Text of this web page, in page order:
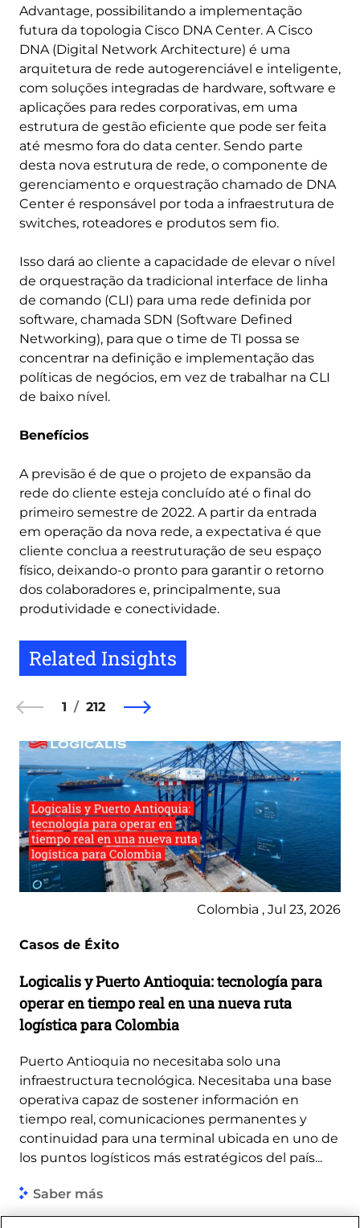
Advantage, possibilitando a implementação
futura da topologia Cisco DNA Center. A Cisco
DNA (Digital Network Architecture) é uma
arquitetura de rede autogerenciável e inteligente,
com soluções integradas de hardware, software e
aplicações para redes corporativas, em uma
estrutura de gestão eficiente que pode ser feita
até mesmo fora do data center. Sendo parte
desta nova estrutura de rede, o componente de
gerenciamento e orquestração chamado de DNA
Center é responsável por toda a infraestrutura de
switches, roteadores e produtos sem fio.
Isso dará ao cliente a capacidade de elevar o nível
de orquestração da tradicional interface de linha
de comando (CLI) para uma rede definida por
software, chamada SDN (Software Defined
Networking), para que o time de TI possa se
concentrar na definição e implementação das
políticas de negócios, em vez de trabalhar na CLI
de baixo nível.
Benefícios
A previsão é de que o projeto de expansão da
rede do cliente esteja concluído até o final do
primeiro semestre de 2022. A partir da entrada
em operação da nova rede, a expectativa é que
cliente conclua a reestruturação de seu espaço
físico, deixando-o pronto para garantir o retorno
dos colaboradores e, principalmente, sua
produtividade e conectividade.
Related Insights
1 212
Colombia , Jul 23, 2026
Casos de Éxito
Logicalis y Puerto Antioquia: tecnología para
operar en tiempo real en una nueva ruta
logística para Colombia
Puerto Antioquia no necesitaba solo una
infraestructura tecnológica. Necesitaba una base
operativa capaz de sostener información en
tiempo real, comunicaciones permanentes y
continuidad para una terminal ubicada en uno de
los puntos logísticos más estratégicos del país...
Saber más